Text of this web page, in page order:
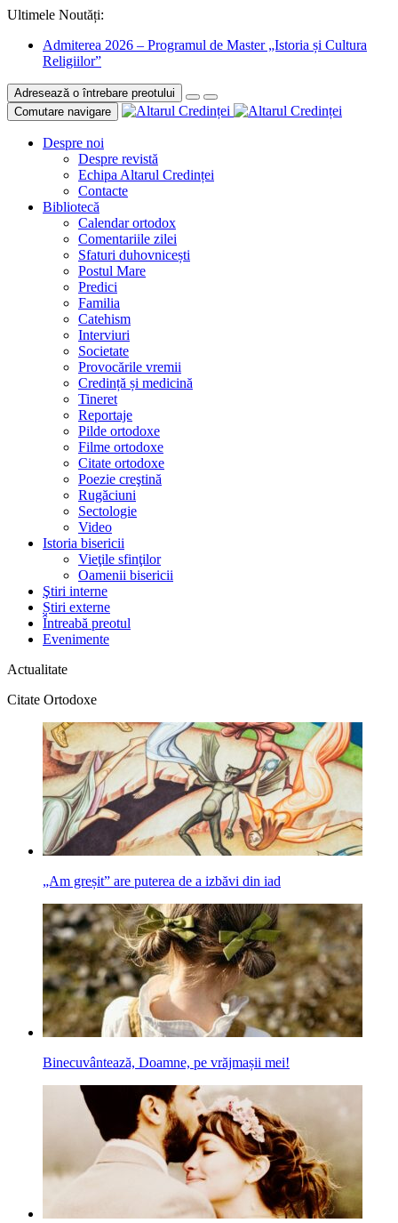
Ultimele Noutăți:
Admiterea 2026 – Programul de Master „Istoria și Cultura
Religiilor”
Adresează o întrebare preotului
Comutare navigare
Despre noi
Despre revistă
Echipa Altarul Credinței
Contacte
Bibliotecă
Calendar ortodox
Comentariile zilei
Sfaturi duhovnicești
Postul Mare
Predici
Familia
Catehism
Interviuri
Societate
Provocările vremii
Credință și medicină
Tineret
Reportaje
Pilde ortodoxe
Filme ortodoxe
Citate ortodoxe
Poezie creştină
Rugăciuni
Sectologie
Video
Istoria bisericii
Vieţile sfinţilor
Oamenii bisericii
Ştiri interne
Știri externe
Întreabă preotul
Evenimente
Actualitate
Citate Ortodoxe
„Am greșit” are puterea de a izbăvi din iad
Binecuvântează, Doamne, pe vrăjmașii mei!